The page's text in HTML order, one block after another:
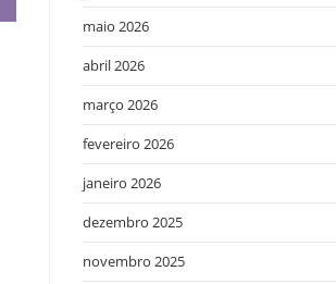
maio 2026
abril 2026
março 2026
fevereiro 2026
janeiro 2026
dezembro 2025
novembro 2025